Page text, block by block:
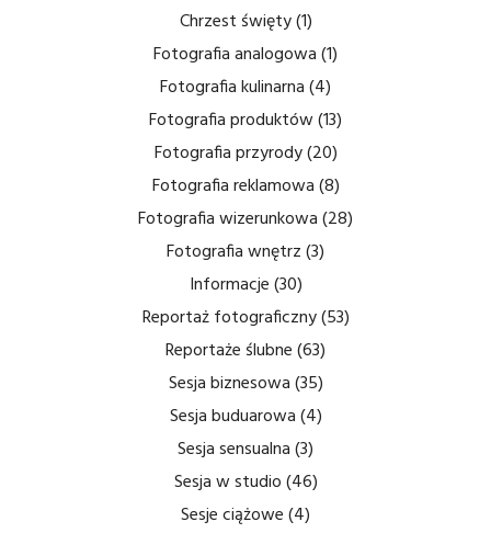
Chrzest święty(1)
Fotografia analogowa(1)
Fotografia kulinarna(4)
Fotografia produktów(13)
Fotografia przyrody(20)
Fotografia reklamowa(8)
Fotografia wizerunkowa(28)
Fotografia wnętrz(3)
Informacje(30)
Reportaż fotograficzny(53)
Reportaże ślubne(63)
Sesja biznesowa(35)
Sesja buduarowa(4)
Sesja sensualna(3)
Sesja w studio(46)
Sesje ciążowe(4)